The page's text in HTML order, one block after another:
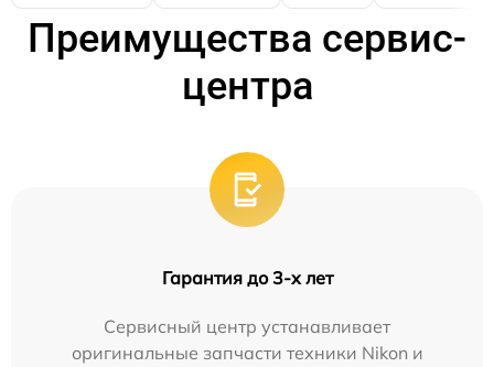
Преимущества сервис-
центра
Гарантия до 3-х лет
Сервисный центр устанавливает
оригинальные запчасти техники Nikon и